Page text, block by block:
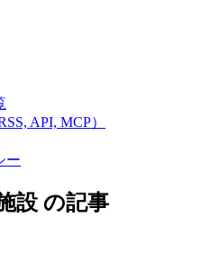
API, MCP）
ー
設 の記事